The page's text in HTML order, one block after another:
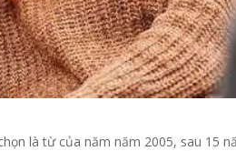
là từ của năm năm 2005, sau 15